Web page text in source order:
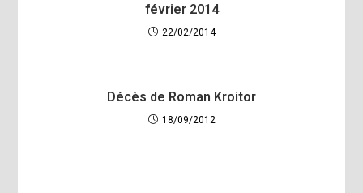
février 2014
22/02/2014
Décès de Roman Kroitor
18/09/2012